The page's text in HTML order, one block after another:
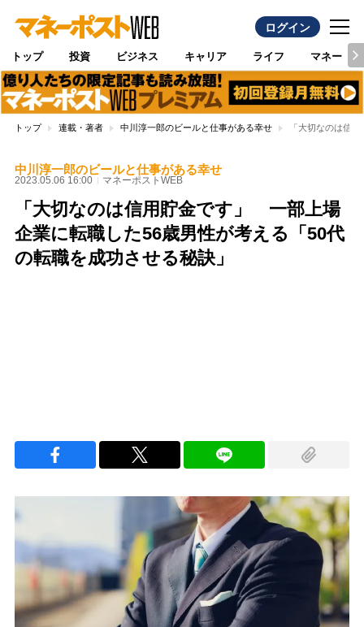
ログイン
トップ 投資 ビジネス キャリア ライフ マネー
トップ 連載・著者 中川淳一郎のビールと仕事がある幸せ 「大切なのは信
中川淳一郎のビールと仕事がある幸せ
2023.05.06 16:00 マネーポストWEB
「大切なのは信用貯金です」 一部上場
企業に転職した56歳男性が考える「50代
の転職を成功させる秘訣」